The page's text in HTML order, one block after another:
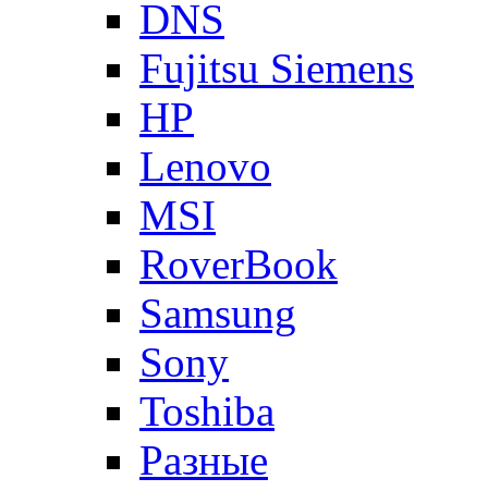
DNS
Fujitsu Siemens
HP
Lenovo
MSI
RoverBook
Samsung
Sony
Toshiba
Разные